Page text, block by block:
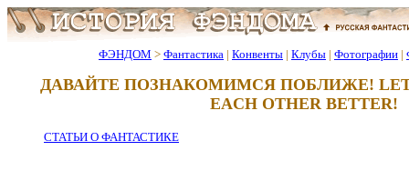
ФЭНДОМ > Фантастика | Конвенты | Клубы | Фотографии |
ДАВАЙТЕ ПОЗНАКОМИМСЯ ПОБЛИЖЕ!
EACH OTHER BETTER!
СТАТЬИ О ФАНТАСТИКЕ